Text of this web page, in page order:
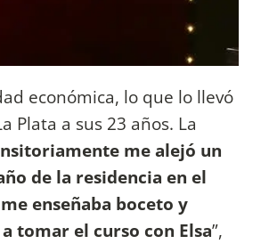
económica, lo que lo llevó
Plata a sus 23 años. La
me alejó un
de la residencia en el
enseñaba boceto y
tomar el curso con Elsa”,